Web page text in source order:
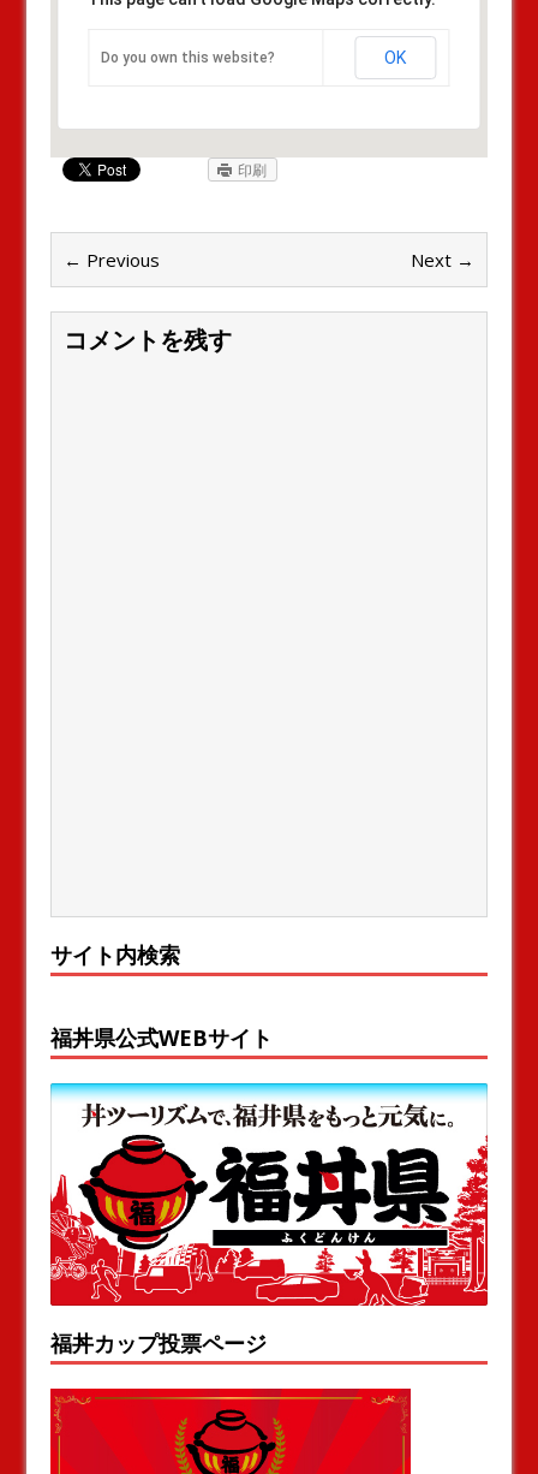
Do you own this website? OK
印刷
← Previous Next →
コメントを残す
サイト内検索
福丼県公式WEBサイト
福丼カップ投票ページ